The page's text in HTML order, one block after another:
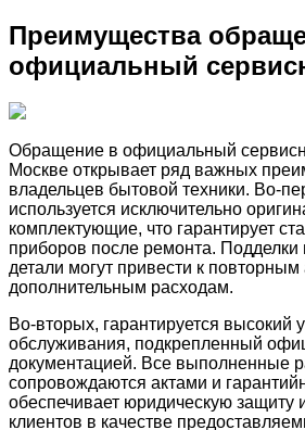
Преимущества
официальный
Обращение в официальный
Москве открывает ряд важных
владельцев бытовой техники. Во-
используется исключительно
комплектующие, что гарантирует
приборов после ремонта. Подделки
детали могут привести к
дополнительным расходам.
Во-вторых, гарантируется высокий
обслуживания, подкрепленный
документацией. Все выполненные
сопровождаются актами и
обеспечивает юридическую защиту
клиентов в качестве